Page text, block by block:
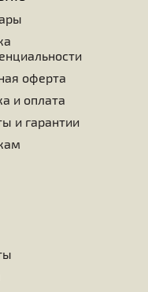
интерес. Просто
образца
что кажутся
поверхности
изучением
земле не смогло
крошечная
каких-либо